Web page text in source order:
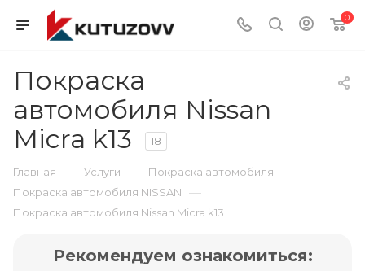
0
Покраска
автомобиля Nissan
Micra k13
18
Главная — Услуги — Покраска автомобиля —
Покраска автомобиля NISSAN —
Покраска автомобиля Nissan Micra k13
Рекомендуем ознакомиться: